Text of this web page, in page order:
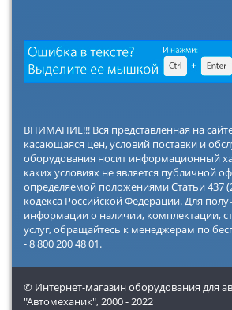
ВНИМАНИЕ!!! Вся представленная на
касающаяся цен, условий поставки и
оборудования носит информационный
каких условиях не является публичной
определяемой положениями Статьи 437
кодекса Российской Федерации. Для
информации о наличии, комплектации,
услуг, обращайтесь к менеджерам по
- 8 800 200 48 01.
© Интернет-магазин оборудования для
"Автомеханик",2000 - 2022